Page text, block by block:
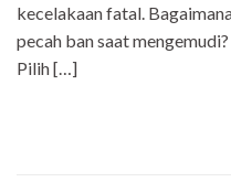
kecelakaan fatal.
pecah ban saat
Pilih […]